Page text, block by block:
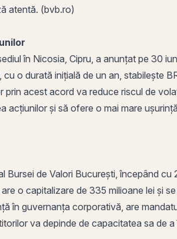
atentă. (bvb.ro)
în Nicosia, Cipru, a anunțat pe 30
o durată inițială de un an, stabilește
prin acest acord va reduce riscul de
acțiunilor și să ofere o mai mare
Bursei de Valori București, începând
o capitalizare de 335 milioane lei și
în guvernanța corporativă, are
va depinde de capacitatea sa